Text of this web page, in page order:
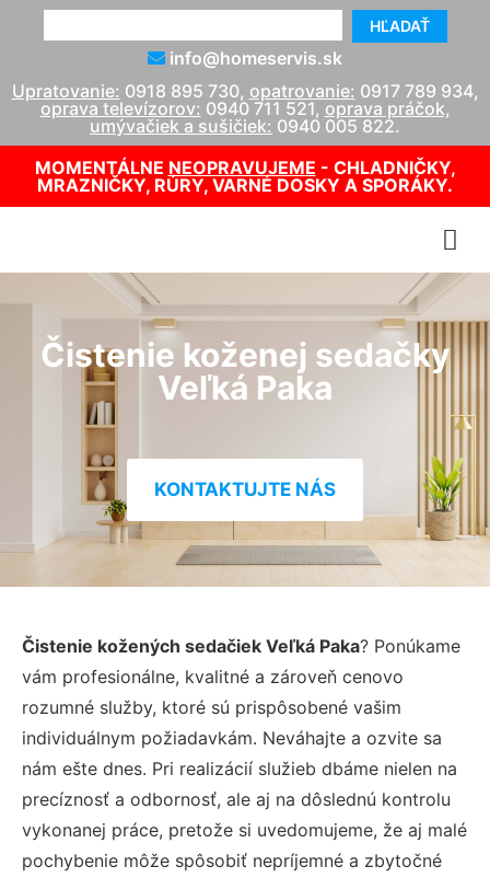
HĽADAŤ
info@homeservis.sk
Upratovanie: 0918 895 730, opatrovanie: 0917 789 934,
oprava televízorov: 0940 711 521, oprava práčok,
umývačiek a sušičiek: 0940 005 822.
MOMENTÁLNE NEOPRAVUJEME - CHLADNIČKY,
MRAZNIČKY, RÚRY, VARNÉ DOSKY A SPORÁKY.
Čistenie koženej sedačky
Veľká Paka
KONTAKTUJTE NÁS
Čistenie kožených sedačiek Veľká Paka? Ponúkame
vám profesionálne, kvalitné a zároveň cenovo
rozumné služby, ktoré sú prispôsobené vašim
individuálnym požiadavkám. Neváhajte a ozvite sa
nám ešte dnes. Pri realizácií služieb dbáme nielen na
precíznosť a odbornosť, ale aj na dôslednú kontrolu
vykonanej práce, pretože si uvedomujeme, že aj malé
pochybenie môže spôsobiť nepríjemné a zbytočné